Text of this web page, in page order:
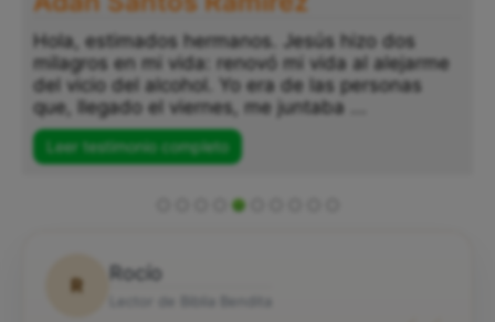
Hola, estimados hermanos. Jesús hizo dos
milagros en mi vida: renovó mi vida al alejarme
del vicio del alcohol. Yo era de las personas
que, llegado el viernes, me juntaba ...
Leer testimonio completo
R
Rocío